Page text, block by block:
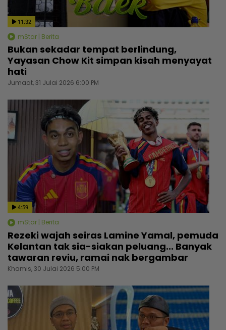
11:32
mStar | Berita
Bukan sekadar tempat berlindung,
Yayasan Chow Kit simpan kisah menyayat
hati
Jumaat, 31 Julai 2026 6:00 PM
4:59
mStar | Berita
Rezeki wajah seiras Lamine Yamal, pemuda
Kelantan tak sia-siakan peluang... Banyak
tawaran reviu, ramai nak bergambar
Khamis, 30 Julai 2026 5:00 PM